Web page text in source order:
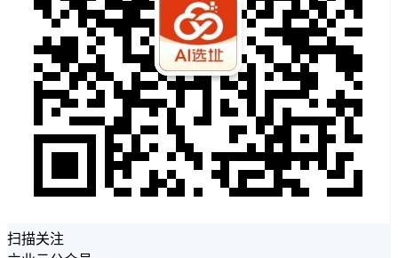
扫描关注